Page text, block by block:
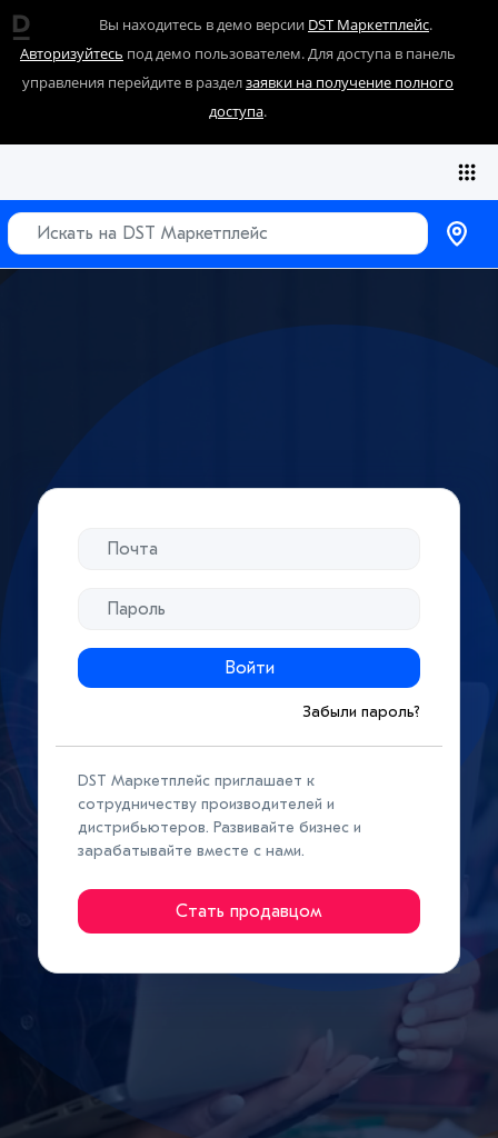
Вы находитесь в демо версии DST Маркетплейс.
Авторизуйтесь под демо пользователем. Для доступа в панель
управления перейдите в разделзаявки на получение полного
доступа.
Войти
Забыли пароль?
DST Маркетплейс приглашает к
сотрудничеству производителей и
дистрибьютеров. Развивайте бизнес и
зарабатывайте вместе с нами.
Стать продавцом